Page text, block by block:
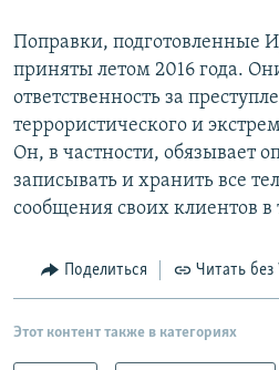
Поправки, подготовленные
приняты летом 2016 года.
ответственность за
террористического и
Он, в частности, обязывает
записывать и хранить все
сообщения своих клиентов в
Поделиться Читать без
Этот контент также в категориях